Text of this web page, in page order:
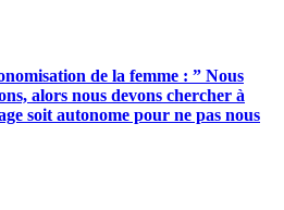
de la femme : ” Nous
alors nous devons chercher à
soit autonome pour ne pas nous